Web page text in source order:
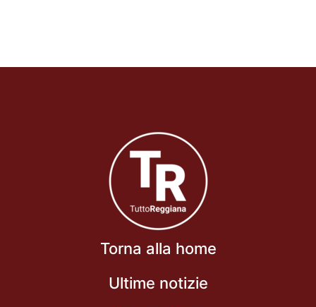
Torna alla home
Ultime notizie